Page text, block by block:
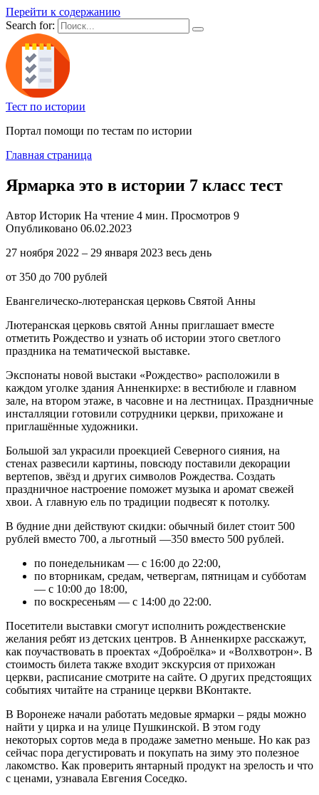
Перейти к содержанию
Search for:
Тест по истории
Портал помощи по тестам по истории
Главная страница
Ярмарка это в истории 7 класс тест
Автор Историк На чтение 4 мин. Просмотров 9
Опубликовано 06.02.2023
27 ноября 2022 – 29 января 2023 весь день
от 350 до 700 рублей
Евангелическо-лютеранская церковь Святой Анны
Лютеранская церковь святой Анны приглашает вместе
отметить Рождество и узнать об истории этого светлого
праздника на тематической выставке.
Экспонаты новой выстаки «Рождество» расположили в
каждом уголке здания Анненкирхе: в вестибюле и главном
зале, на втором этаже, в часовне и на лестницах. Праздничные
инсталляции готовили сотрудники церкви, прихожане и
приглашённые художники.
Большой зал украсили проекцией Северного сияния, на
стенах развесили картины, повсюду поставили декорации
вертепов, звёзд и других символов Рождества. Создать
праздничное настроение поможет музыка и аромат свежей
хвои. А главную ель по традиции подвесят к потолку.
В будние дни действуют скидки: обычный билет стоит 500
рублей вместо 700, а льготный —350 вместо 500 рублей.
по понедельникам — с 16:00 до 22:00,
по вторникам, средам, четвергам, пятницам и субботам
— с 10:00 до 18:00,
по воскресеньям — с 14:00 до 22:00.
Посетители выставки смогут исполнить рождественские
желания ребят из детских центров. В Анненкирхе расскажут,
как поучаствовать в проектах «Доброёлка» и «Волхвотрон». В
стоимость билета также входит экскурсия от прихожан
церкви, расписание смотрите на сайте. О других предстоящих
событиях читайте на странице церкви ВКонтакте.
В Воронеже начали работать медовые ярмарки – ряды можно
найти у цирка и на улице Пушкинской. В этом году
некоторых сортов меда в продаже заметно меньше. Но как раз
сейчас пора дегустировать и покупать на зиму это полезное
лакомство. Как проверить янтарный продукт на зрелость и что
с ценами, узнавала Евгения Соседко.